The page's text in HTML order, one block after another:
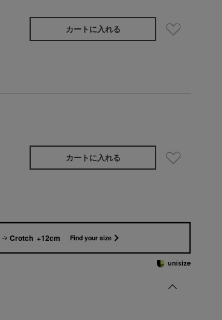
カートに入れる
カートに入れる
Crotch +12cm Find your size